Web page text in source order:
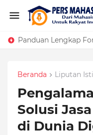
Beranda Liputan
Solusi
di Dunia